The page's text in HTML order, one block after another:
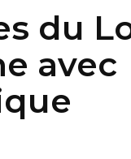
du
avec